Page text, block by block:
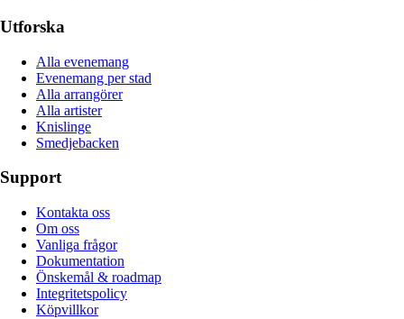
Utforska
Alla evenemang
Evenemang per stad
Alla arrangörer
Alla artister
Knislinge
Smedjebacken
Support
Kontakta oss
Om oss
Vanliga frågor
Dokumentation
Önskemål & roadmap
Integritetspolicy
Köpvillkor